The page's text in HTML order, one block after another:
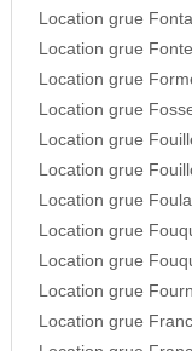
Location grue
Location grue
Location grue
Location grue
Location grue
Location grue
Location grue
Location grue
Location grue
Location grue
Location grue